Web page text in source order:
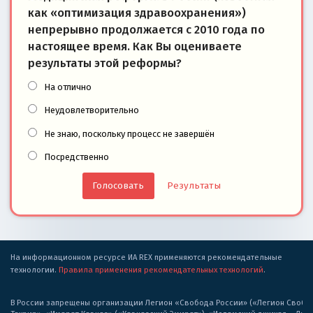
как «оптимизация здравоохранения»)
непрерывно продолжается с 2010 года по
настоящее время. Как Вы оцениваете
результаты этой реформы?
На отлично
Неудовлетворительно
Не знаю, поскольку процесс не завершён
Посредственно
Результаты
На информационном ресурсе ИА REX применяются рекомендательные
технологии. Правила применения рекомендательных технологий.
В России запрещены организации Легион «Свобода России» («Легион